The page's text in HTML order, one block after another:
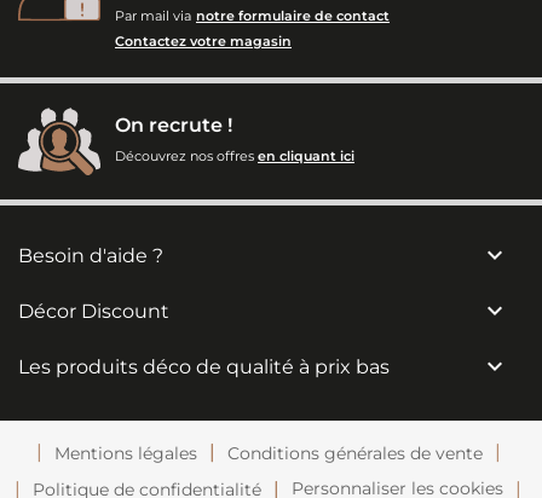
Par mail via notre formulaire de contact
Contactez votre magasin
On recrute !
Découvrez nos offres en cliquant ici
Besoin d'aide ? 
Décor Discount 
Les produits déco de qualité à prix bas 
Mentions légales
Conditions générales de vente
Politique de confidentialité
Personnaliser les cookies